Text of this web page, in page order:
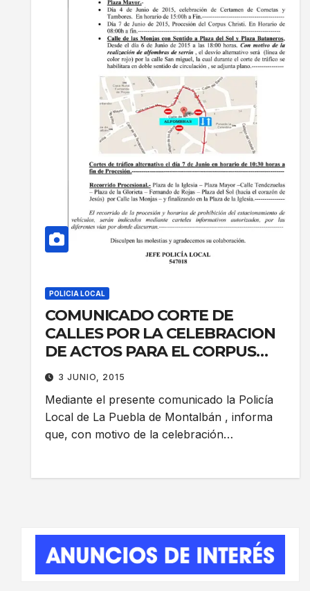
POLICIA LOCAL
COMUNICADO CORTE DE
CALLES POR LA CELEBRACION
DE ACTOS PARA EL CORPUS
CRISTI
3 JUNIO, 2015
Mediante el presente comunicado la Policía
Local de La Puebla de Montalbán , informa
que, con motivo de la celebración…